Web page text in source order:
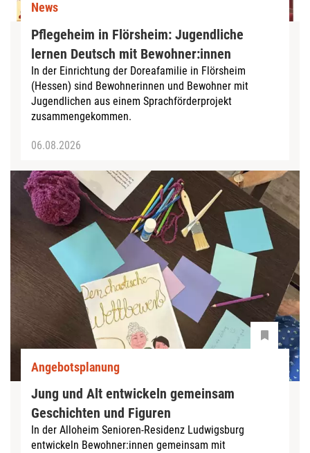
News
Pflegeheim in Flörsheim: Jugendliche
lernen Deutsch mit Bewohner:innen
In der Einrichtung der Doreafamilie in Flörsheim
(Hessen) sind Bewohnerinnen und Bewohner mit
Jugendlichen aus einem Sprachförderprojekt
zusammengekommen.
06.08.2026
Angebotsplanung
Jung und Alt entwickeln gemeinsam
Geschichten und Figuren
In der Alloheim Senioren-Residenz Ludwigsburg
entwickeln Bewohner:innen gemeinsam mit